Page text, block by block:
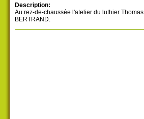
Description:
Au rez-de-chaussée l'atelier du luthier Thomas
BERTRAND.